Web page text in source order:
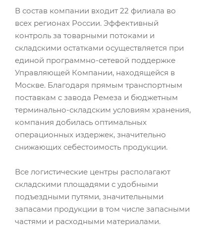
В состав компании входит 22 филиала во
всех регионах России. Эффективный
контроль за товарными потоками и
складскими остатками осуществляется при
единой программно-сетевой поддержке
Управляющей Компании, находящейся в
Москве. Благодаря прямым транспортным
поставкам с завода Ремеза и бюджетным
терминально-складским условиям хранения,
компания добилась оптимальных
операционных издержек, значительно
снижающих себестоимость продукции.
Все логистические центры располагают
складскими площадями с удобными
подъездными путями, значительными
запасами продукции в том числе запасными
частями и расходными материалами.